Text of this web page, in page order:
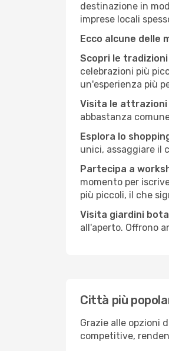
destinazione in
imprese locali
Ecco alcune delle
Scopri le
celebrazioni più
un'esperienza più
Visita le attrazioni
abbastanza
Esplora lo
unici, assaggiare il
Partecipa a
momento per
più piccoli, il che
Visita giardini
all'aperto. Offrono
Città più
Grazie alle opzioni
competitive,